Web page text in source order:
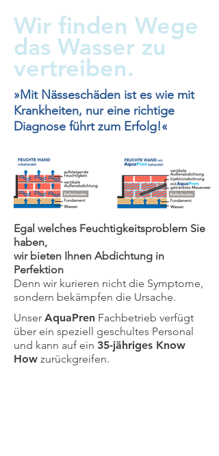
Wir finden Wege
das Wasser zu
vertreiben.
»Mit Nässeschäden ist es wie mit
Krankheiten, nur eine richtige
Diagnose führt zum Erfolg!«
Egal welches Feuchtigkeitsproblem Sie
haben,
wir bieten Ihnen Abdichtung in
Perfektion
​Denn wir kurieren nicht die Symptome,
sondern bekämpfen die Ursache.
Unser AquaPren Fachbetrieb verfügt
über ein speziell geschultes Personal
und kann auf ein 35-jähriges Know
How zurückgreifen.